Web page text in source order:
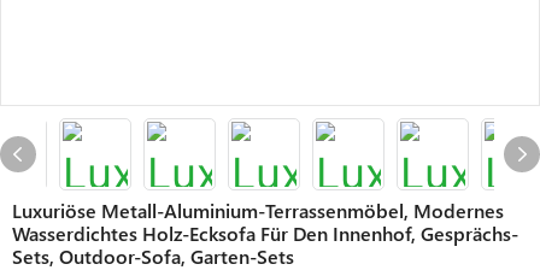
Luxuriöse Metall-Aluminium-Terrassenmöbel, Modernes
Wasserdichtes Holz-Ecksofa Für Den Innenhof, Gesprächs-
Sets, Outdoor-Sofa, Garten-Sets